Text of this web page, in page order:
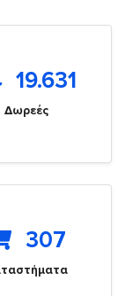
19.631
Δωρεές
307